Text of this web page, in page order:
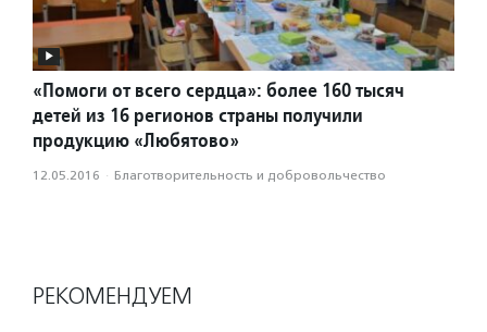
«Помоги от всего сердца»: более 160 тысяч
детей из 16 регионов страны получили
продукцию «Любятово»
12.05.2016 · Благотвори­тель­ность и доброволь­чест­во
РЕКОМЕНДУЕМ